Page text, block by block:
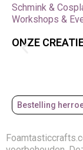
Schmink &
Workshops &
ONZE
Bestelling